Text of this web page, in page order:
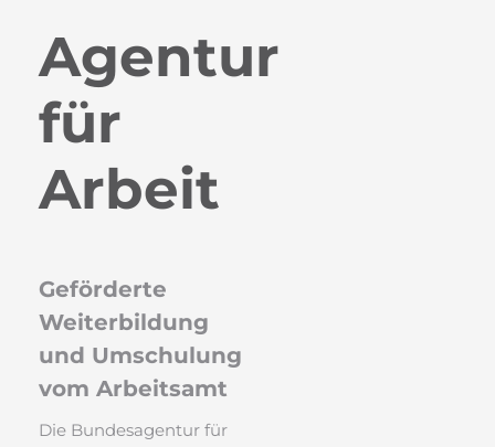
Agentur
für
Arbeit
Geförderte
Weiterbildung
und Umschulung
vom Arbeitsamt
Die Bundesagentur für